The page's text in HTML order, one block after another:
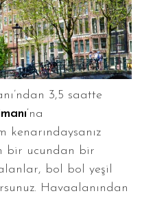
3,5 saatte
‘na
kenarındaysanız
bir ucundan bir
bol bol yeşil
Havaalanından